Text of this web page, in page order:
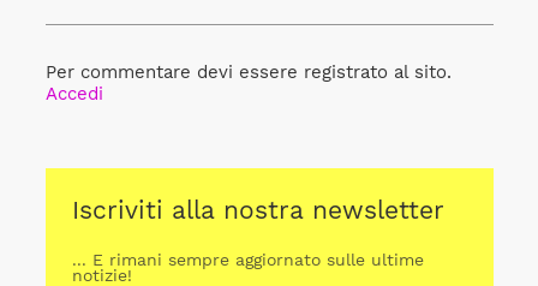
Per commentare devi essere registrato al sito.
Accedi
Iscriviti alla nostra newsletter
... E rimani sempre aggiornato sulle ultime
notizie!